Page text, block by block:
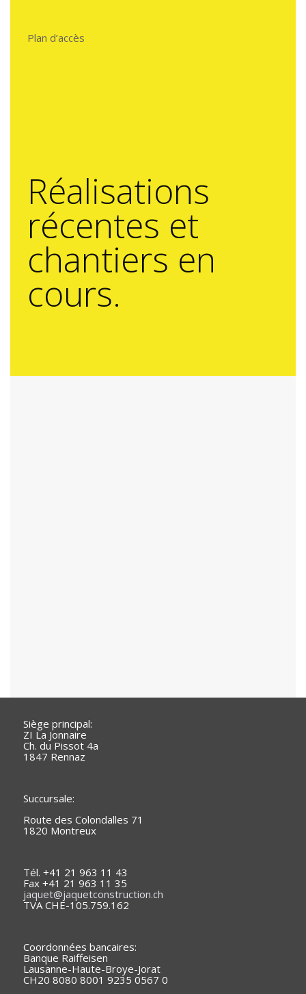
Plan d’accès
Réalisations
récentes et
chantiers en
cours.
Siège principal:
ZI La Jonnaire
Ch. du Pissot 4a
1847 Rennaz
Succursale:
Route des Colondalles 71
1820 Montreux
Tél. +41 21 963 11 43
Fax +41 21 963 11 35
jaquet@jaquetconstruction.ch
TVA CHE-105.759.162
Coordonnées bancaires:
Banque Raiffeisen
Lausanne-Haute-Broye-Jorat
CH20 8080 8001 9235 0567 0